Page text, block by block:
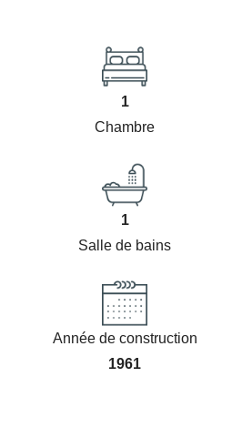
1
Chambre
1
Salle de bains
Année de construction
1961